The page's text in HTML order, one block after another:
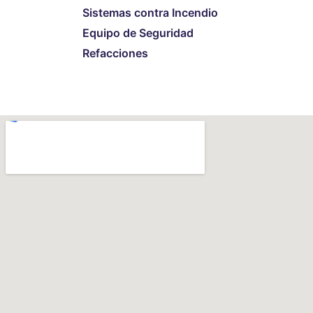
Sistemas contra Incendio
Equipo de Seguridad
Refacciones